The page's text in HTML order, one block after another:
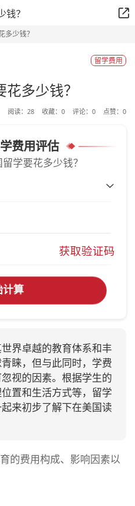
钱？
多少钱？
留学费用
多少钱？
阅读： 28 收藏： 0 评论： 0 点赞： 0
费用评估
学要花多少钱？
获取验证码
计算
界卓越的教育体系和丰
睐，但与此同时，学费
视的因素。根据学生的
置和生活方式等，留学
来初步了解下在美国读
的费用构成、影响因素以